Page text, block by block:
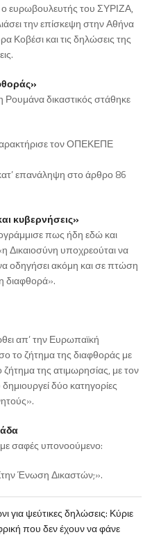
ευρωβουλευτής του ΣΥΡΙΖΑ,
την επίσκεψη στην Αθήνα
Κοβέσι και τις δηλώσεις της
δικαστικός στάθηκε
τον ΟΠΕΚΕΠΕ
επανάληψη στο άρθρο 86
κυβερνήσεις»
πως ήδη εδώ και
Δικαιοσύνη υποχρεούται να
οδηγήσει ακόμη και σε πτώση
διαφθορά».
απ’ την Ευρωπαϊκή
το ζήτημα της διαφθοράς με
της ατιμωρησίας, με τον
δύο κατηγορίες
σαφές υπονοούμενο:
Ένωση Δικαστών;».
για ψεύτικες δηλώσεις: Κύριε
που δεν έχουν να φάνε